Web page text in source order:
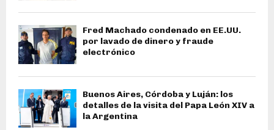
Fred Machado condenado en EE.UU.
por lavado de dinero y fraude
electrónico
Buenos Aires, Córdoba y Luján: los
detalles de la visita del Papa León XIV a
la Argentina